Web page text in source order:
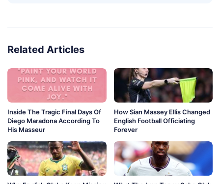
Related Articles
Inside The Tragic Final Days Of
Diego Maradona According To
His Masseur
How Sian Massey Ellis Changed
English Football Officiating
Forever